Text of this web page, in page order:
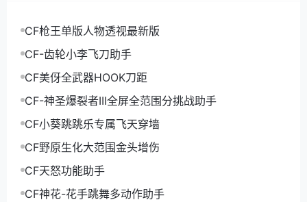
CF枪王单版人物透视最新版
CF-齿轮小李飞刀助手
CF美伢全武器HOOK刀距
CF-神圣爆裂者III全屏全范围分挑战助手
CF小葵跳跳乐专属飞天穿墙
CF野原生化大范围金头增伤
CF天怒功能助手
CF神花-花手跳舞多动作助手